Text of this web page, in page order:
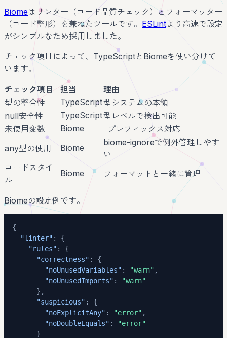
Biomeはリンター（コード品質チェック）とフォーマッター
（コード整形）を兼ねたツールです。 ESLintより高速で設定
がシンプルなため採用しました。
チェック項目によって、TypeScriptとBiomeを使い分けて
います。
チェック項目 担当
理由
型の整合性
TypeScript型システムの本領
null安全性
TypeScript型レベルで検出可能
未使用変数
Biome
プレフィックス対応
any型の使用
Biome
biome-ignoreで例外管理しやす
い
コードスタイ
ル
Biome フォーマットと一緒に管理
Biomeの設定例です。
{
"linter" :
{
"rules" :
{
"correctness" :
{
"noUnusedVariables" : "warn" ,
"noUnusedImports" :
"warn"
} ,
"suspicious" :
{
"noExplicitAny" : "error" ,
"noDoubleEquals" :
"error"
}